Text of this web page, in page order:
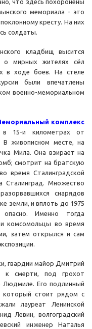
что здесь похоронены
мемориала - это
кресту. На них
солдаты.
кладбищ высится
о мирных жителях сёл
в ходе боев. На стеле
были впечатлены
военно-мемориальном
комплекс
в 15-и километрах от
В живописном месте, на
Мила. Она взирает на
смотрит на братскую
время Сталинградской
Множество
снарядов
земли, и вплоть до 1975
Именно тогда
и комсомольцы во время
затем открылся и сам
гвардии майор Дмитрий
к смерти, под грохот
Людмиле. Его подлинный
который стоит рядом с
лауреат Ленинской
Левин, волгоградский
инженер Наталья